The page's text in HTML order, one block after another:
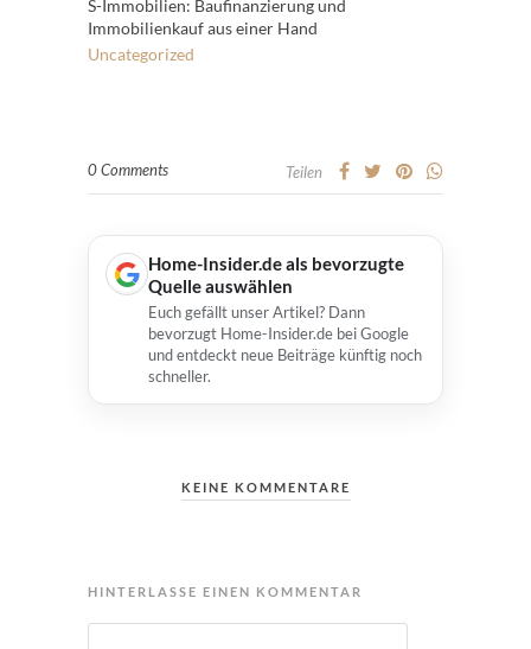
S-Immobilien: Baufinanzierung und
Immobilienkauf aus einer Hand
Uncategorized
0 Comments Teilen
Home-Insider.de als bevorzugte
Quelle auswählen
Euch gefällt unser Artikel? Dann
bevorzugt Home-Insider.de bei Google
und entdeckt neue Beiträge künftig noch
schneller.
KEINE KOMMENTARE
HINTERLASSE EINEN KOMMENTAR